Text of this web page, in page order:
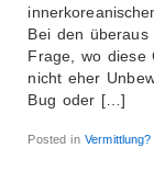
Bei den überaus
Frage, wo diese
nicht eher
Bug oder […]
Posted inVermittlung?